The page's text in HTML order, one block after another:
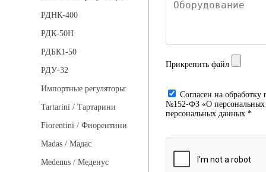
РДНК-400
РДК-50Н
РДБК1-50
РДУ-32
Импортные регуляторы:
Tartarini / Тартарини
Fiorentini / Фиорентини
Madas / Мадас
Medenus / Меденус
Прикрепить файл
Cогласен на
№152-ФЗ «О персональных
персональных данных *